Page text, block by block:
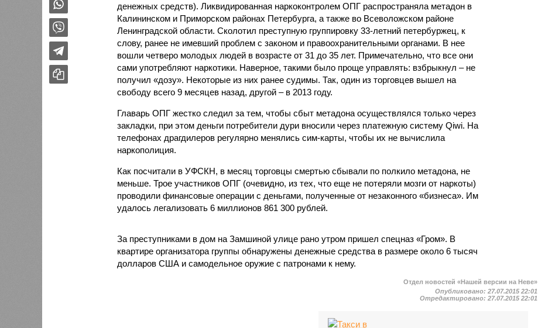
денежных средств). Ликвидированная наркоконтролем ОПГ распространяла метадон в
Калининском и Приморском районах Петербурга, а также во Всеволожском районе
Ленинградской области. Сколотил преступную группировку 33-летний петербуржец, к
слову, ранее не имевший проблем с законом и правоохранительными органами. В нее
вошли четверо молодых людей в возрасте от 31 до 35 лет. Примечательно, что все они
сами употребляют наркотики. Наверное, такими было проще управлять: взбрыкнул – не
получил «дозу». Некоторые из них ранее судимы. Так, один из торговцев вышел на
свободу всего 9 месяцев назад, другой – в 2013 году.
Главарь ОПГ жестко следил за тем, чтобы сбыт метадона осуществлялся только через
закладки, при этом деньги потребители дури вносили через платежную систему Qiwi. На
телефонах драгдилеров регулярно менялись сим-карты, чтобы их не вычислила
наркополиция.
Как посчитали в УФСКН, в месяц торговцы смертью сбывали по полкило метадона, не
меньше. Трое участников ОПГ (очевидно, из тех, что еще не потеряли мозги от наркоты)
проводили финансовые операции с деньгами, полученные от незаконного «бизнеса». Им
удалось легализовать 6 миллионов 861 300 рублей.
За преступниками в дом на Замшиной улице рано утром пришел спецназ «Гром». В
квартире организатора группы обнаружены денежные средства в размере около 6 тысяч
долларов США и самодельное оружие с патронами к нему.
Отдел новостей «Нашей версии на Неве»
Опубликовано:27.07.2015 22:01
Отредактировано:27.07.2015 22:01